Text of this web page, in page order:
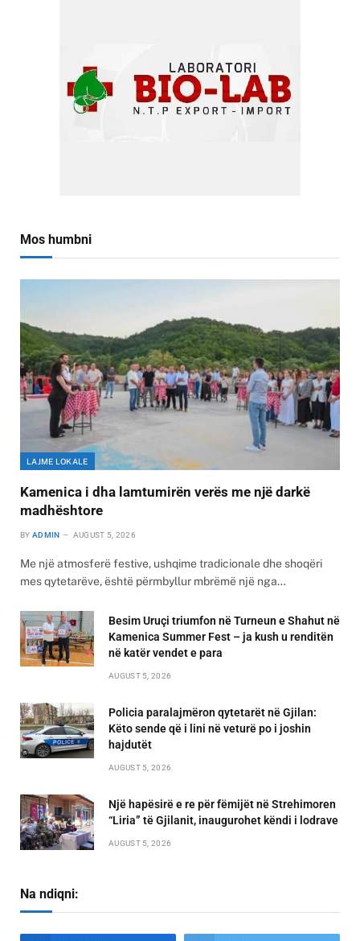
Mos humbni
LAJME LOKALE
Kamenica i dha lamtumirën verës me një darkë
madhështore
BY ADMIN AUGUST 5, 2026
Me një atmosferë festive, ushqime tradicionale dhe shoqëri
mes qytetarëve, është përmbyllur mbrëmë një nga…
Besim Uruçi triumfon në Turneun e Shahut në
Kamenica Summer Fest – ja kush u renditën
në katër vendet e para
AUGUST 5, 2026
Policia paralajmëron qytetarët në Gjilan:
Këto sende që i lini në veturë po i joshin
hajdutët
AUGUST 5, 2026
Një hapësirë e re për fëmijët në Strehimoren
“Liria” të Gjilanit, inaugurohet këndi i lodrave
AUGUST 5, 2026
Na ndiqni: